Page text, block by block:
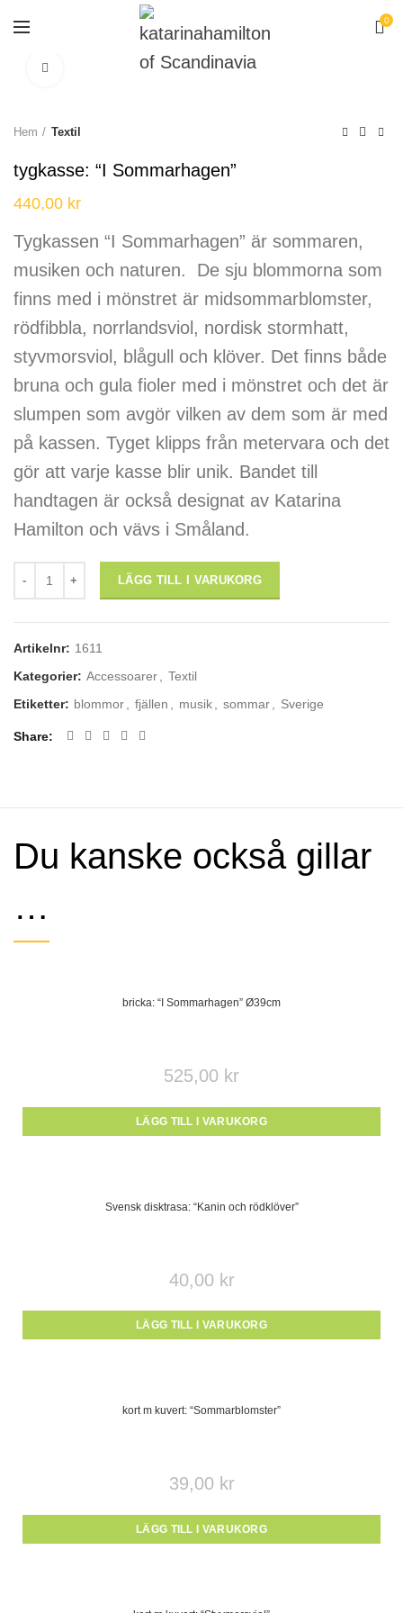
0
Click to enlarge
Hem Textil
tygkasse: “I Sommarhagen”
440,00 kr
Tygkassen “I Sommarhagen” är sommaren,
musiken och naturen. De sju blommorna som
finns med i mönstret är midsommarblomster,
rödfibbla, norrlandsviol, nordisk stormhatt,
styvmorsviol, blågull och klöver. Det finns både
bruna och gula fioler med i mönstret och det är
slumpen som avgör vilken av dem som är med
på kassen. Tyget klipps från metervara och det
gör att varje kasse blir unik. Bandet till
handtagen är också designat av Katarina
Hamilton och vävs i Småland.
tygkasse: "I Sommarhagen" mängd
LÄGG TILL I VARUKORG
Artikelnr: 1611
Kategorier: Accessoarer
Textil
Etiketter: blommor fjällen musik sommar Sverige
Share
Du kanske också gillar
…
bricka: “I Sommarhagen” Ø39cm
525,00 kr
LÄGG TILL I VARUKORG
Svensk disktrasa: “Kanin och rödklöver”
40,00 kr
LÄGG TILL I VARUKORG
kort m kuvert: “Sommarblomster”
39,00 kr
LÄGG TILL I VARUKORG